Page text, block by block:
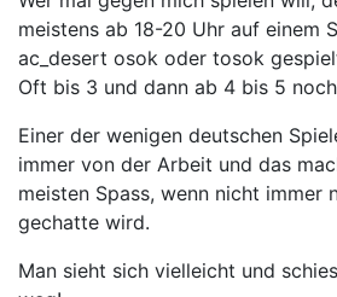
meistens ab 18-20 Uhr auf einem
ac_desert osok oder tosok
Oft bis 3 und dann ab 4 bis 5
Einer der wenigen deutschen
immer von der Arbeit und das
meisten Spass, wenn nicht immer
gechatte wird.
Man sieht sich vielleicht und